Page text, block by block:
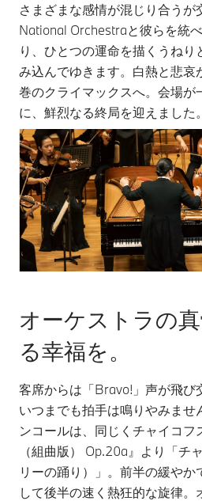
さまざまな感情が混じり合うが
National Orchestraと彼らを統
り、ひとつの運命を描くうね
み込んでゆきます。白熱と悲哀
巻のクライマックスへ。会場が
に、鮮烈なる終局を迎えました。
オーケストラの
る幸福を。
客席からは「Bravo!」声が飛び
いつまでも拍手は鳴りやみませ
ンコールは、同じくチャイコフ
（組曲版） Op.20a』より「チ
リーの踊り）」。前半の緩や
して後半の速く熱狂的な旋律。